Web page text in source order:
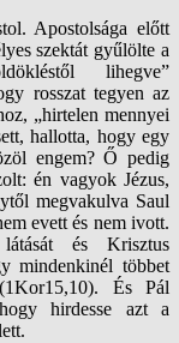
Apostolsága előtt
szektát gyűlölte a
lihegve”
rosszat tegyen az
„hirtelen mennyei
hallotta, hogy egy
engem? Ő pedig
én vagyok Jézus,
megvakulva Saul
evett és nem ivott.
látását és Krisztus
mindenkinél többet
És Pál
hirdesse azt a